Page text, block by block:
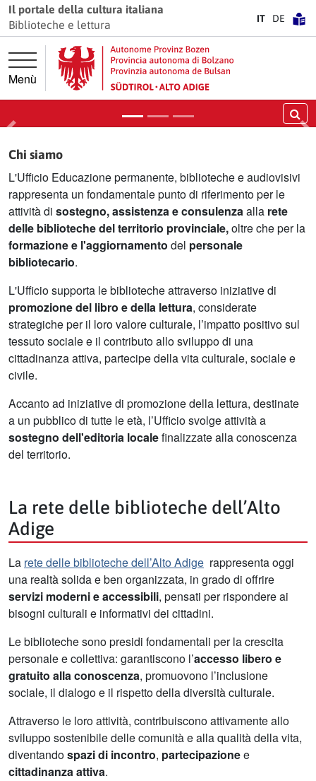
Vai direttamente alla navigazione principale
Vai al contenuto principale
Il portale della cultura italiana
Biblioteche e lettura
IT DE
Menù
Biblioteche in Alto Adige
Spazi aperti a tutti, gratuiti e ricchi di storie,
idee e incontri. Vieni a scoprirle!
Scopri di più
Chi siamo
L'Ufficio Educazione permanente, biblioteche e audiovisivi
rappresenta un fondamentale punto di riferimento per le
attività di sostegno, assistenza e consulenzaalla rete
delle biblioteche del territorio provinciale,oltre che per la
formazione e l'aggiornamento del personale
bibliotecario.
L'Ufficio supporta le biblioteche attraverso iniziative di
promozione del libro e della lettura, considerate
strategiche per il loro valore culturale, l’impatto positivo sul
tessuto sociale e il contributo allo sviluppo di una
cittadinanza attiva, partecipe della vita culturale, sociale e
civile.
Accanto ad iniziative di promozione della lettura, destinate
a un pubblico di tutte le età, l’Ufficio svolge attività a
sostegno dell'editoria localefinalizzate alla conoscenza
del territorio.
La rete delle biblioteche dell’Alto
Adige
La rete delle biblioteche dell’Alto Adige rappresenta oggi
una realtà solida e ben organizzata, in grado di offrire
servizi moderni e accessibili, pensati per rispondere ai
bisogni culturali e informativi dei cittadini.
Le biblioteche sono presidi fondamentali per la crescita
personale e collettiva: garantiscono l’accesso libero e
gratuito alla conoscenza, promuovono l’inclusione
sociale, il dialogo e il rispetto della diversità culturale.
Attraverso le loro attività, contribuiscono attivamente allo
sviluppo sostenibile delle comunità e alla qualità della vita,
diventandospazi di incontro, partecipazionee
cittadinanza attiva.